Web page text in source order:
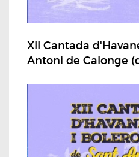
XII Cantada
Antoni de Calonge